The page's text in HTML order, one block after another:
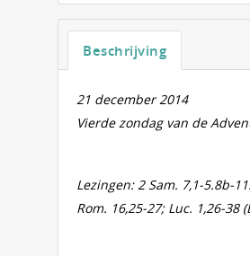
Beschrijving
21 december 2014
Vierde zondag van de
Lezingen: 2 Sam. 7,1-5.8b-
Rom. 16,25-27; Luc. 1,26-38